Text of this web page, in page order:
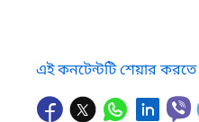
এই কনটেন্টটি শেয়ার